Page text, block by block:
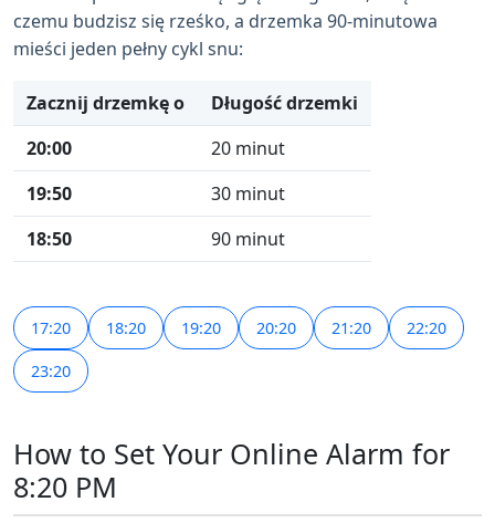
czemu budzisz się rześko, a drzemka 90-minutowa
mieści jeden pełny cykl snu:
Zacznij drzemkę o
Długość drzemki
20:00
20 minut
19:50
30 minut
18:50
90 minut
17:20 18:20 19:20 20:20 21:20 22:20
23:20
How to Set Your Online Alarm for
8:20 PM